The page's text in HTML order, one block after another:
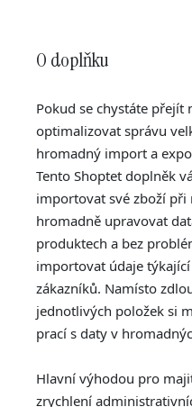
O doplňku
Pokud se chystáte přejít
optimalizovat správu
hromadný import a
Tento Shoptet doplněk
importovat své zboží
hromadně upravovat
produktech a bez
importovat údaje
zákazníků. Namísto
jednotlivých položek si
prací s daty v
Hlavní výhodou pro
zrychlení